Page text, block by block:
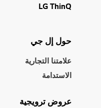
LG ThinQ
حول إل جي
علامتنا التجارية
الاستدامة
عروض ترويجية